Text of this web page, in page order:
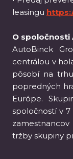
leasingu
O spoločnosti
AutoBinck
centrálou v
pôsobí na
popredných
Európe.
spoločností v
tržby skupiny